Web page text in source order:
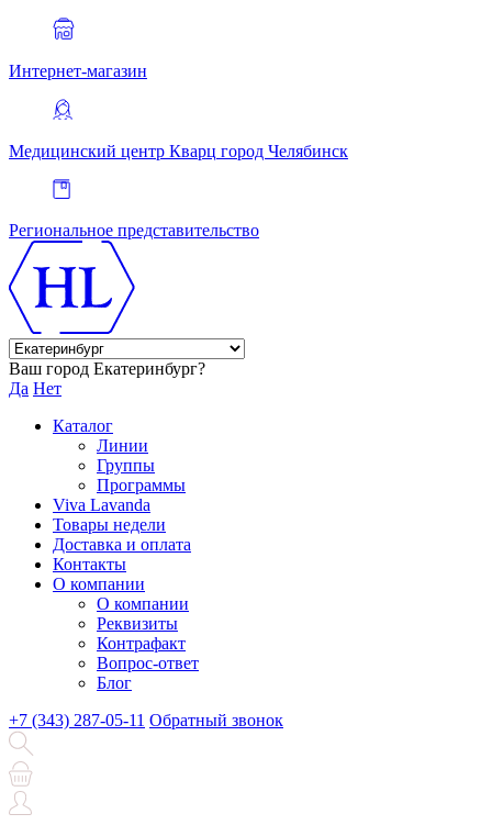
Интернет-магазин
Медицинский центр Кварц город Челябинск
Региональное представительство
Ваш город Екатеринбург?
Да Нет
Каталог
Линии
Группы
Программы
Viva Lavanda
Товары недели
Доставка и оплата
Контакты
О компании
О компании
Реквизиты
Контрафакт
Вопрос-ответ
Блог
+7 (343) 287-05-11 Обратный звонок